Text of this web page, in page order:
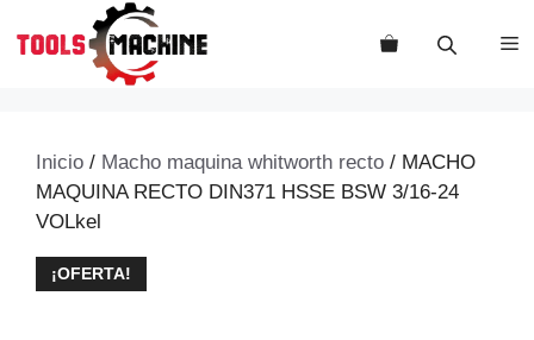
Inicio / Macho maquina whitworth recto / MACHO
MAQUINA RECTO DIN371 HSSE BSW 3/16-24
VOLkel
¡OFERTA!